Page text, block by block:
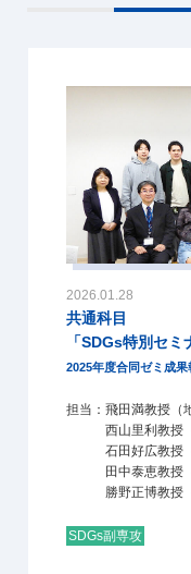
2026.01.28
共通科目
「SDGs特別セミ
2025年度合同ゼミ成
担当：飛田満教授（
西山里利教授（
石田好広教授（
田中泰恵教授（
勝野正博教授（
SDGs副専攻